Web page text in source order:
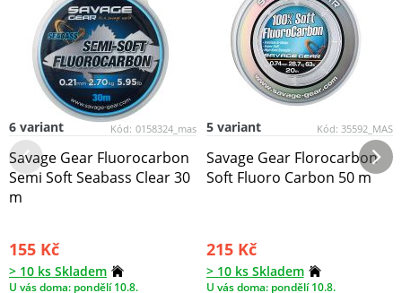
Kód: 0158324_mas
6 variant
Savage Gear Fluorocarbon
Semi Soft Seabass Clear 30
m
155 Kč
> 10 ks Skladem
U vás doma: pondělí 10.8.
Kód: 35592_MAS
5 variant
Savage Gear Florocarbon
Soft Fluoro Carbon 50 m
215 Kč
> 10 ks Skladem
U vás doma: pondělí 10.8.